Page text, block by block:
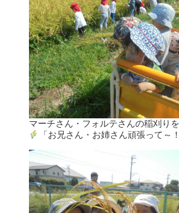
マーチさん・フォルテさんの稲刈り
「お兄さん・お姉さん頑張って～！